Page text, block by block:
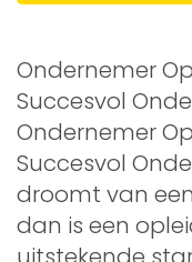
Ondernemer
Succesvol
Ondernemer
Succesvol
droomt van
dan is een